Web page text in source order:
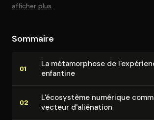
d'une action collective.
afficher plus
Sommaire
01
La mé­ta­mor­phose de
enfantine
02
L'éco­sys­tème numérique
vecteur d'alié­na­tion